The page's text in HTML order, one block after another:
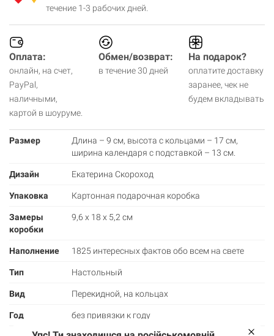
течение 1-3 рабочих дней.
Оплата:
онлайн, на счет,
PayPal,
наличными,
картой в шоуруме.
Обмен/возврат:
в течение 30 дней
На подарок?
оплатите доставку
заранее, чек не
будем вкладывать
Размер
Длина – 9 см, высота с кольцами – 17 см,
ширина календаря с подставкой – 13 см.
Дизайн Екатерина Скороход
Упаковка Картонная подарочная коробка
Замеры
коробки
9,6 х 18 х 5,2 см
Наполнение 1825 интересных фактов обо всем на свете
Тип Настольный
Вид Перекидной, на кольцах
Год без привязки к году